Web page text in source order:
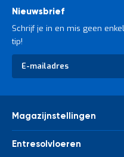
Nieuwsbrief
Schrijf je in en mis geen
tip!
Abonneer
op
Magazijnstellingen
Entresolvloeren